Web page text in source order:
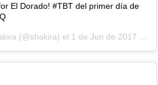
El Dorado! #TBT del primer día de
(@shakira) el 1 de Jun de 2017 a la(s) 9:44 PDT